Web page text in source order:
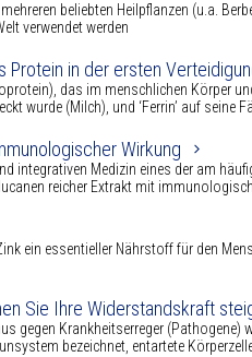
beliebten Heilpflanzen (u.a.
verwendet werden
in der ersten
das im menschlichen Körper
wurde (Milch), und ‘Ferrin’ auf seine
Wirkung
integrativen Medizin eines der am
reicher Extrakt mit
ein essentieller Nährstoff für den
Sie Ihre Widerstandskraft
gegen Krankheitserreger (Pathogene)
bezeichnet, entartete